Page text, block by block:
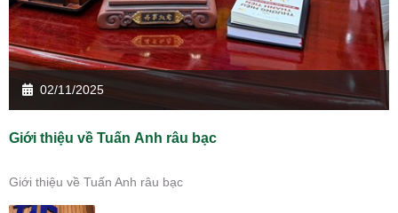
02/11/2025
Giới thiệu về Tuấn Anh râu bạc
Giới thiệu về Tuấn Anh râu bạc